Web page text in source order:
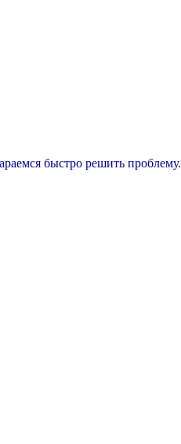
быстро решить проблему.